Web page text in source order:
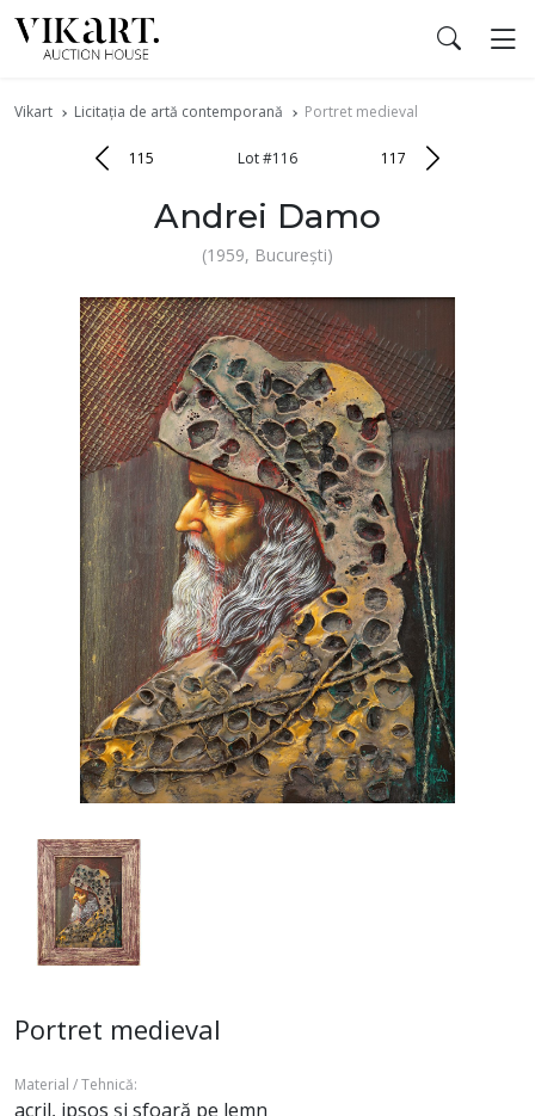
Vikart Licitația de artă contemporană Portret medieval
115 Lot #116 117
Andrei Damo
(1959, București)
Portret medieval
Material / Tehnică:
acril, ipsos și sfoară pe lemn